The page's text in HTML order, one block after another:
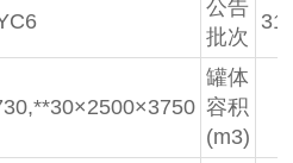
公告
批次
罐体
容积
(m3)